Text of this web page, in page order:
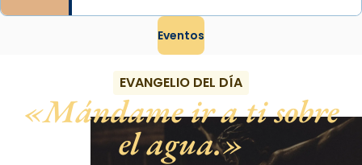
Eventos
EVANGELIO DEL DÍA
Mándame ir a ti sobre
el agua.